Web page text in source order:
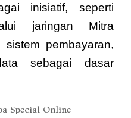
inisiatif, seperti
jaringan Mitra
sistem pembayaran,
sebagai dasar